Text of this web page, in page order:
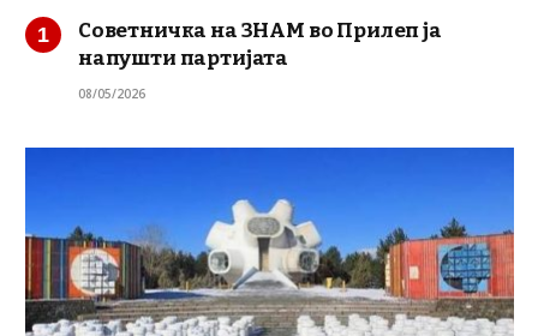
Советничка на ЗНАМ во Прилеп ја
напушти партијата
08/05/2026